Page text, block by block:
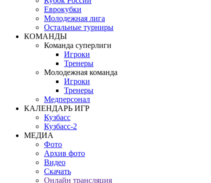
Еврокубки
Молодежная лига
Остальные турниры
КОМАНДЫ
Команда суперлиги
Игроки
Тренеры
Молодежная команда
Игроки
Тренеры
Медперсонал
КАЛЕНДАРЬ ИГР
Кузбасс
Кузбасс-2
МЕДИА
Фото
Архив фото
Видео
Скачать
Онлайн трансляция